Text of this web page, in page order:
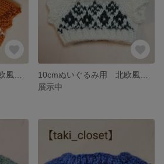
展示中